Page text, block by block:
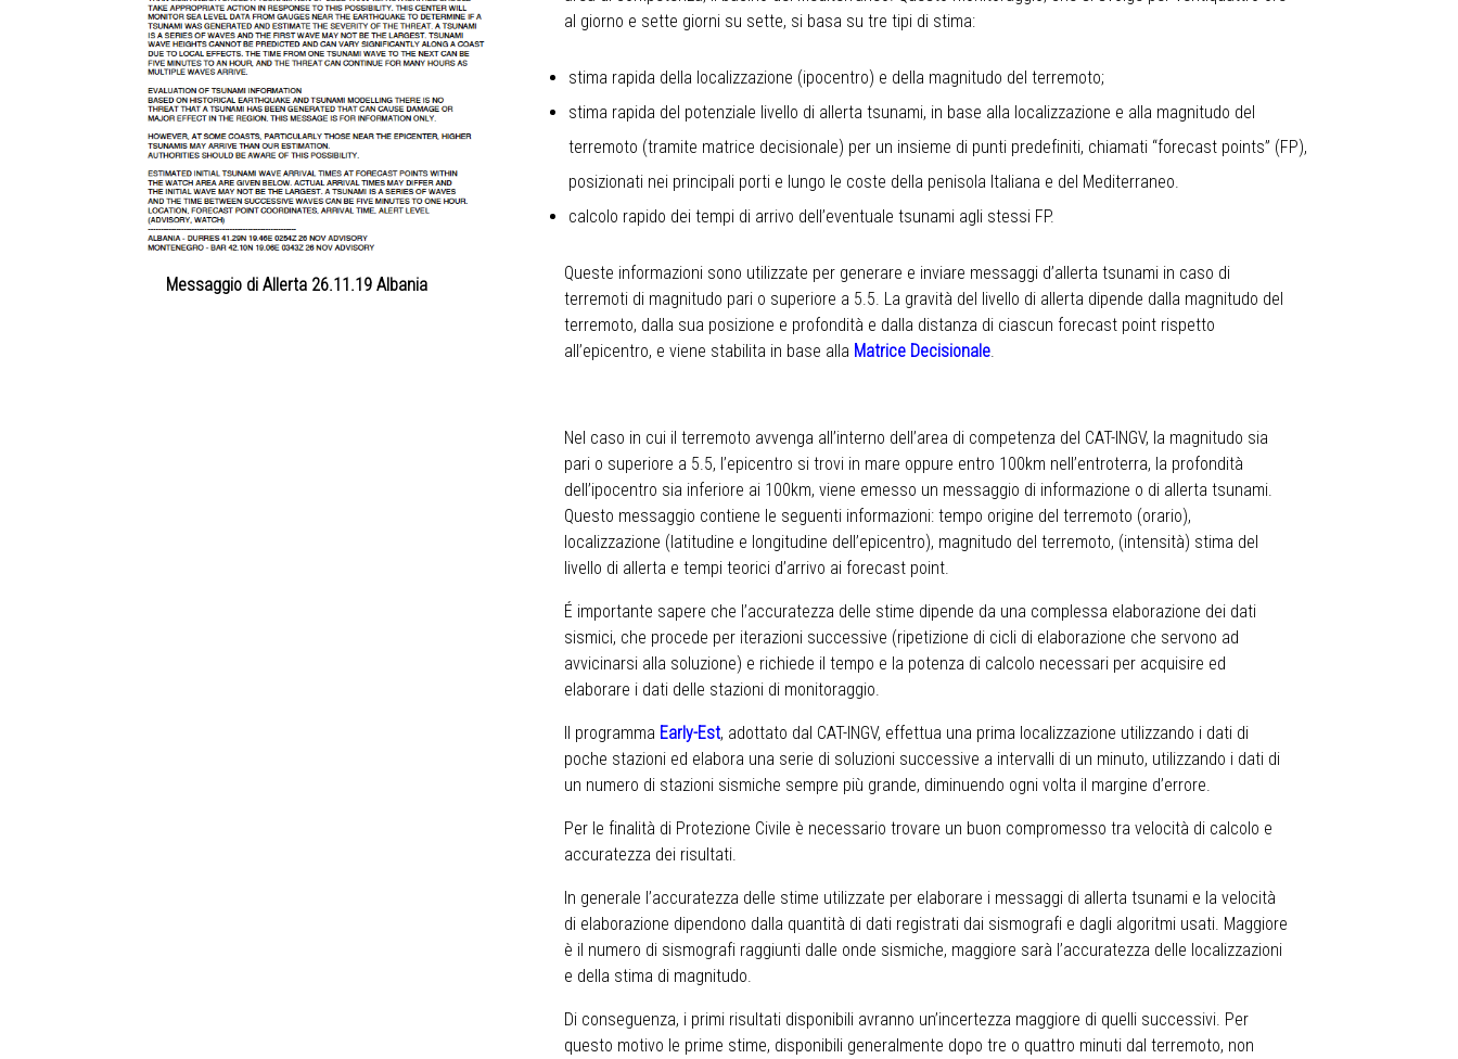
Messaggio di Allerta 26.11.19 Albania
al giorno e sette giorni su sette, si basa su tre tipi di stima:
stima rapida della localizzazione (ipocentro) e della magnitudo del terremoto;
stima rapida del potenziale livello di allerta tsunami, in base alla localizzazione e alla magnitudo del
terremoto (tramite matrice decisionale) per un insieme di punti predefiniti, chiamati “forecast points” (FP),
posizionati nei principali porti e lungo le coste della penisola Italiana e del Mediterraneo.
calcolo rapido dei tempi di arrivo dell’eventuale tsunami agli stessi FP.
Queste informazioni sono utilizzate per generare e inviare messaggi d’allerta tsunami in caso di
terremoti di magnitudo pari o superiore a 5.5. La gravità del livello di allerta dipende dalla magnitudo del
terremoto, dalla sua posizione e profondità e dalla distanza di ciascun forecast point rispetto
all’epicentro, e viene stabilita in base alla Matrice Decisionale.
Nel caso in cui il terremoto avvenga all’interno dell’area di competenza del CAT-INGV, la magnitudo sia
pari o superiore a 5.5, l’epicentro si trovi in mare oppure entro 100km nell’entroterra, la profondità
dell’ipocentro sia inferiore ai 100km, viene emesso un messaggio di informazione o di allerta tsunami.
Questo messaggio contiene le seguenti informazioni: tempo origine del terremoto (orario),
localizzazione (latitudine e longitudine dell’epicentro), magnitudo del terremoto, (intensità) stima del
livello di allerta e tempi teorici d’arrivo ai forecast point.
É importante sapere che l’accuratezza delle stime dipende da una complessa elaborazione dei dati
sismici, che procede per iterazioni successive (ripetizione di cicli di elaborazione che servono ad
avvicinarsi alla soluzione) e richiede il tempo e la potenza di calcolo necessari per acquisire ed
elaborare i dati delle stazioni di monitoraggio.
Il programma Early-Est, adottato dal CAT-INGV, effettua una prima localizzazione utilizzando i dati di
poche stazioni ed elabora una serie di soluzioni successive a intervalli di un minuto, utilizzando i dati di
un numero di stazioni sismiche sempre più grande, diminuendo ogni volta il margine d’errore.
Per le finalità di Protezione Civile è necessario trovare un buon compromesso tra velocità di calcolo e
accuratezza dei risultati.
In generale l’accuratezza delle stime utilizzate per elaborare i messaggi di allerta tsunami e la velocità
di elaborazione dipendono dalla quantità di dati registrati dai sismografi e dagli algoritmi usati. Maggiore
è il numero di sismografi raggiunti dalle onde sismiche, maggiore sarà l’accuratezza delle localizzazioni
e della stima di magnitudo.
Di conseguenza, i primi risultati disponibili avranno un’incertezza maggiore di quelli successivi. Per
questo motivo le prime stime, disponibili generalmente dopo tre o quattro minuti dal terremoto, non